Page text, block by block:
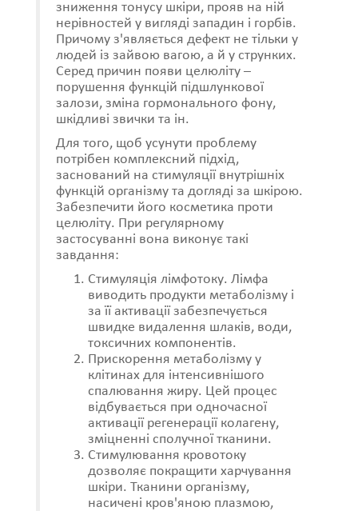
зниження тонусу шкіри, прояв на ній
нерівностей у вигляді западин і горбів.
Причому з'являється дефект не тільки у
людей із зайвою вагою, а й у струнких.
Серед причин появи целюліту –
порушення функцій підшлункової
залози, зміна гормонального фону,
шкідливі звички та ін.
Для того, щоб усунути проблему
потрібен комплексний підхід,
заснований на стимуляції внутрішніх
функцій організму та догляді за шкірою.
Забезпечити його косметика проти
целюліту. При регулярному
застосуванні вона виконує такі
завдання:
Стимуляція лімфотоку. Лімфа
виводить продукти метаболізму і
за її активації забезпечується
швидке видалення шлаків, води,
токсичних компонентів.
Прискорення метаболізму у
клітинах для інтенсивнішого
спалювання жиру. Цей процес
відбувається при одночасної
активації регенерації колагену,
зміцненні сполучної тканини.
Стимулювання кровотоку
дозволяє покращити харчування
шкіри. Тканини організму,
насичені кров'яною плазмою,